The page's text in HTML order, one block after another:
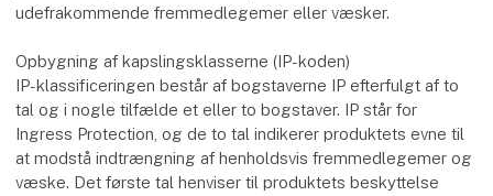
udefrakommende fremmedlegemer eller væsker.
Opbygning af kapslingsklasserne (IP-koden)
IP-klassificeringen består af bogstaverne IP efterfulgt af to
tal og i nogle tilfælde et eller to bogstaver. IP står for
Ingress Protection, og de to tal indikerer produktets evne til
at modstå indtrængning af henholdsvis fremmedlegemer og
væske. Det første tal henviser til produktets beskyttelse